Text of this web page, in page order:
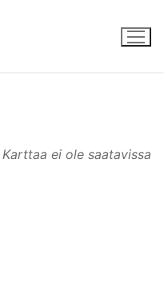
Karttaa ei ole saatavissa